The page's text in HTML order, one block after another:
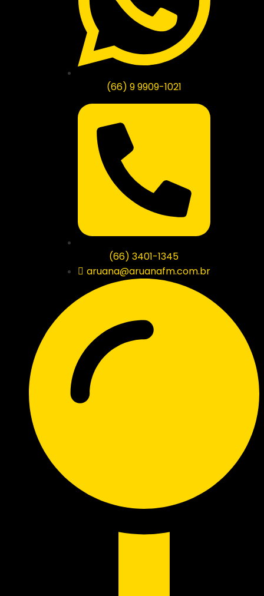
(66) 9 9909-1021
(66) 3401-1345
aruana@aruanafm.com.br